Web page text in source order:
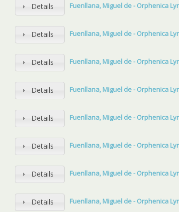
Details Fuenllana, Miguel de - Orphenica
Details Fuenllana, Miguel de - Orphenica
Details Fuenllana, Miguel de - Orphenica
Details Fuenllana, Miguel de - Orphenica
Details Fuenllana, Miguel de - Orphenica
Details Fuenllana, Miguel de - Orphenica
Details Fuenllana, Miguel de - Orphenica
Details Fuenllana, Miguel de - Orphenica